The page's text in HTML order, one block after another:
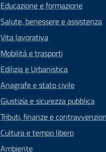
Educazione e formazione
Salute, benessere e assistenza
Vita lavorativa
Mobilità e trasporti
Edilizia e Urbanistica
Anagrafe e stato civile
Giustizia e sicurezza pubblica
Tributi, finanze e
Cultura e tempo libero
Ambiente